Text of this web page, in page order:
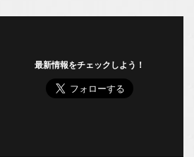
最新情報をチェックしよう！